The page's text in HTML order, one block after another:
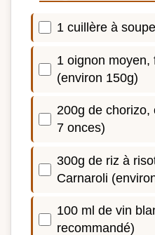
1 cuillère à
1 oignon moyen,
(environ 150g)
200g de chorizo,
7 onces)
300g de riz à
Carnaroli
100 ml de vin
recommandé)